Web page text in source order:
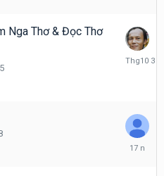
Nga Thơ & Đọc Thơ
Tháng
Tháng